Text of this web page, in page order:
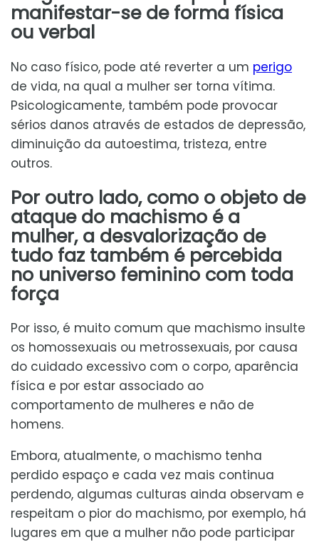
manifestar-se de forma física
ou verbal
No caso físico, pode até reverter a um perigo
de vida, na qual a mulher ser torna vítima.
Psicologicamente, também pode provocar
sérios danos através de estados de depressão,
diminuição da autoestima, tristeza, entre
outros.
Por outro lado, como o objeto de
ataque do machismo é a
mulher, a desvalorização de
tudo faz também é percebida
no universo feminino com toda
força
Por isso, é muito comum que machismo insulte
os homossexuais ou metrossexuais, por causa
do cuidado excessivo com o corpo, aparência
física e por estar associado ao
comportamento de mulheres e não de
homens.
Embora, atualmente, o machismo tenha
perdido espaço e cada vez mais continua
perdendo, algumas culturas ainda observam e
respeitam o pior do machismo, por exemplo, há
lugares em que a mulher não pode participar